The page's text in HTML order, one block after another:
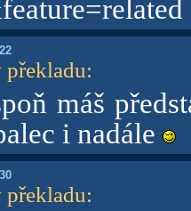
překladu:
máš
i nadále
překladu: